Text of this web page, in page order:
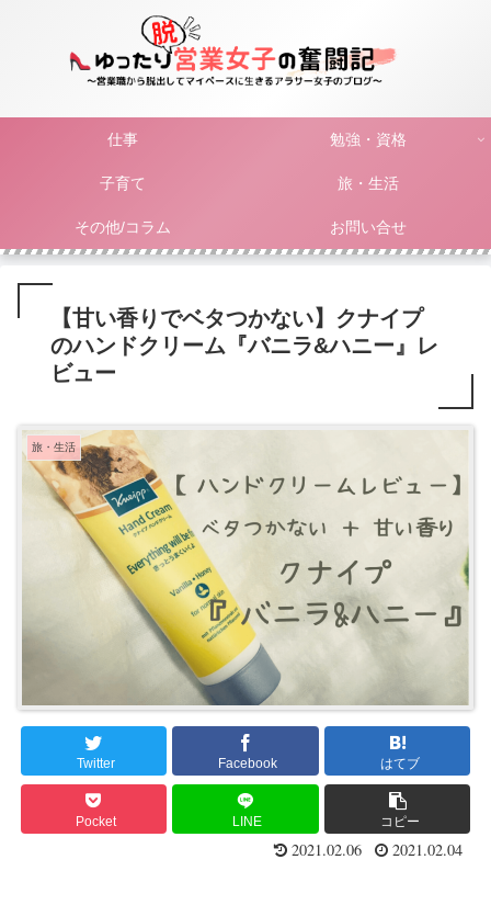
仕事 勉強・資格
子育て 旅・生活
その他/コラム お問い合せ
【甘い香りでベタつかない】クナイプ
のハンドクリーム『バニラ&ハニー』レ
ビュー
旅・生活
Twitter Facebook はてブ
Pocket LINE コピー
2021.02.06 2021.02.04